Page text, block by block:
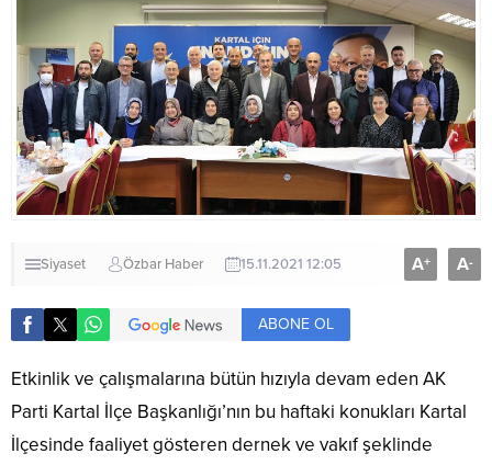
Siyaset Özbar Haber 15.11.2021 12:05 A+ A-
ABONE OL
Etkinlik ve çalışmalarına bütün hızıyla devam eden AK
Parti Kartal İlçe Başkanlığı’nın bu haftaki konukları Kartal
İlçesinde faaliyet gösteren dernek ve vakıf şeklinde